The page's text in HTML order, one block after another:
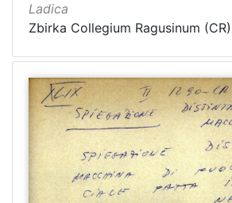
Ladica
Zbirka Collegium Ragusinum (CR)